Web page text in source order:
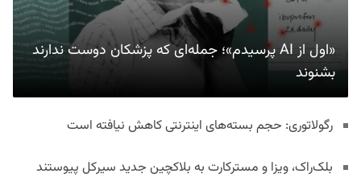
«اول از AI پرسیدم»؛ جمله‌ای که پزشکان دوست ندارند
بشنوند
رگولاتوری: حجم بسته‌های اینترنتی کاهش نیافته است
بلک‌راک، ویزا و مسترکارت به بلاکچین جدید سیرکل پیوستند